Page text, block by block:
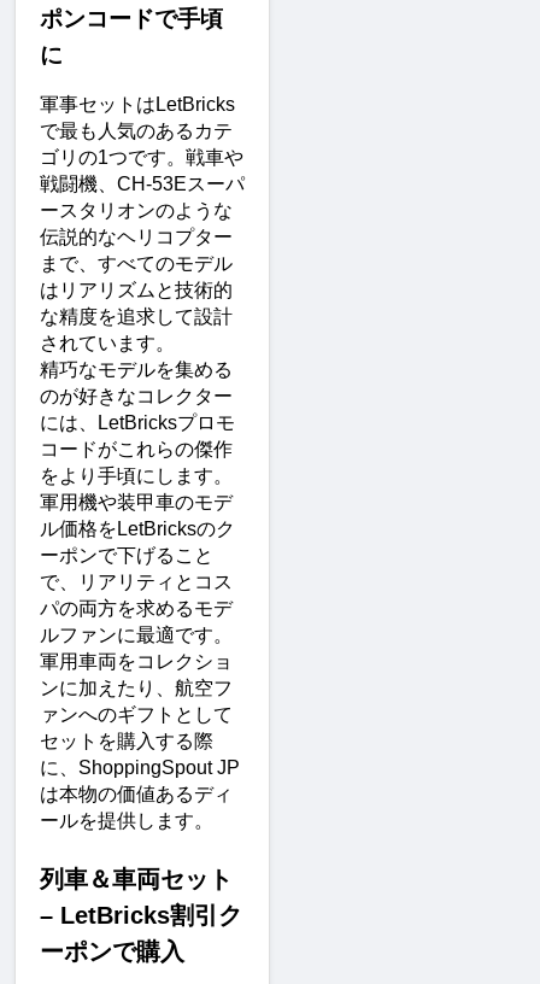
ポンコードで手頃
に
軍事セットはLetBricks
で最も人気のあるカテ
ゴリの1つです。戦車や
戦闘機、CH-53Eスーパ
ースタリオンのような
伝説的なヘリコプター
まで、すべてのモデル
はリアリズムと技術的
な精度を追求して設計
されています。
精巧なモデルを集める
のが好きなコレクター
には、LetBricksプロモ
コードがこれらの傑作
をより手頃にします。
軍用機や装甲車のモデ
ル価格をLetBricksのク
ーポンで下げること
で、リアリティとコス
パの両方を求めるモデ
ルファンに最適です。
軍用車両をコレクショ
ンに加えたり、航空フ
ァンへのギフトとして
セットを購入する際
に、ShoppingSpout JP
は本物の価値あるディ
ールを提供します。
列車＆車両セット
– LetBricks割引ク
ーポンで購入